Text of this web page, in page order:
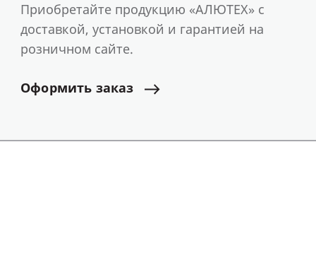
Приобретайте продукцию «АЛЮТЕХ» с
доставкой, установкой и гарантией на
розничном сайте.
Оформить заказ